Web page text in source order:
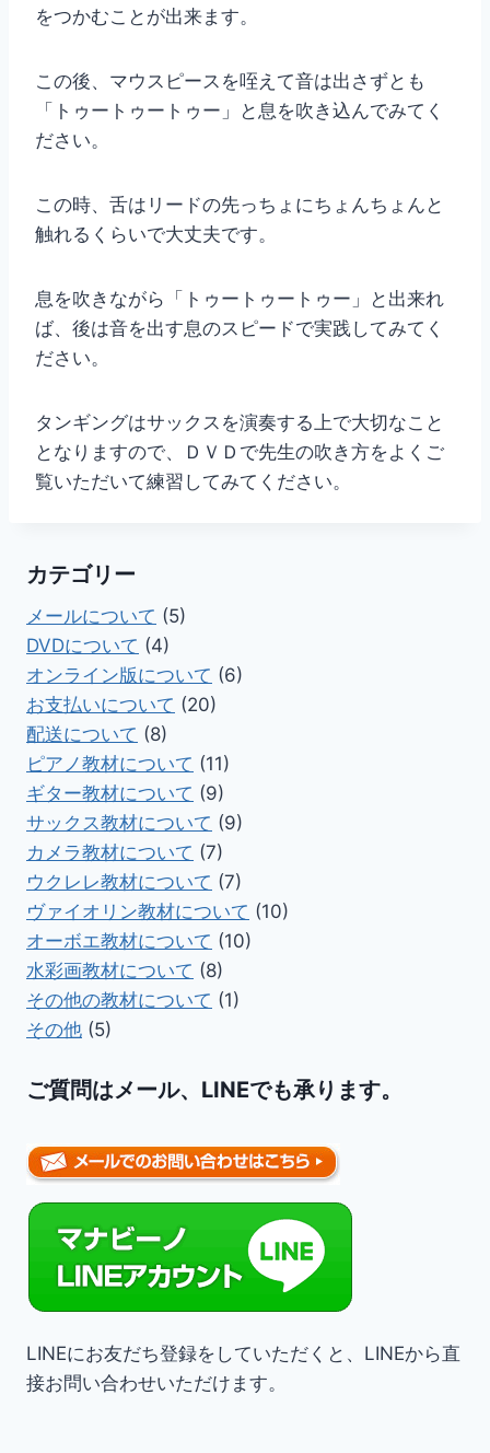
をつかむことが出来ます。
この後、マウスピースを咥えて音は出さずとも
「トゥートゥートゥー」と息を吹き込んでみてく
ださい。
この時、舌はリードの先っちょにちょんちょんと
触れるくらいで大丈夫です。
息を吹きながら「トゥートゥートゥー」と出来れ
ば、後は音を出す息のスピードで実践してみてく
ださい。
タンギングはサックスを演奏する上で大切なこと
となりますので、ＤＶＤで先生の吹き方をよくご
覧いただいて練習してみてください。
カテゴリー
メールについて (5)
DVDについて (4)
オンライン版について (6)
お支払いについて (20)
配送について (8)
ピアノ教材について (11)
ギター教材について (9)
サックス教材について (9)
カメラ教材について (7)
ウクレレ教材について (7)
ヴァイオリン教材について (10)
オーボエ教材について (10)
水彩画教材について (8)
その他の教材について (1)
その他 (5)
ご質問はメール、LINEでも承ります。
LINEにお友だち登録をしていただくと、LINEから直
接お問い合わせいただけます。